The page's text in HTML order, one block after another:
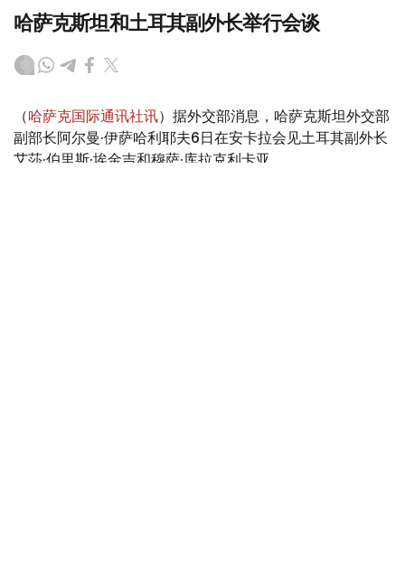
哈萨克斯坦和土耳其副外长举行会谈
（哈萨克国际通讯社讯）据外交部消息，哈萨克斯坦外交部
副部长阿尔曼·伊萨哈利耶夫6日在安卡拉会见土耳其副外长
艾莎·伯里斯·埃金吉和穆萨·库拉克利卡亚。